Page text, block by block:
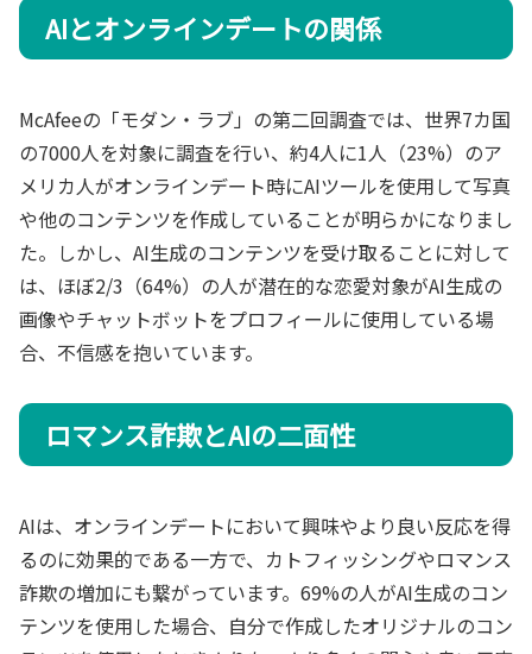
AIとオンラインデートの関係
McAfeeの「モダン・ラブ」の第二回調査では、世界7カ国
の7000人を対象に調査を行い、約4人に1人（23%）のア
メリカ人がオンラインデート時にAIツールを使用して写真
や他のコンテンツを作成していることが明らかになりまし
た。しかし、AI生成のコンテンツを受け取ることに対して
は、ほぼ2/3（64%）の人が潜在的な恋愛対象がAI生成の
画像やチャットボットをプロフィールに使用している場
合、不信感を抱いています。
ロマンス詐欺とAIの二面性
AIは、オンラインデートにおいて興味やより良い反応を得
るのに効果的である一方で、カトフィッシングやロマンス
詐欺の増加にも繋がっています。69%の人がAI生成のコン
テンツを使用した場合、自分で作成したオリジナルのコン